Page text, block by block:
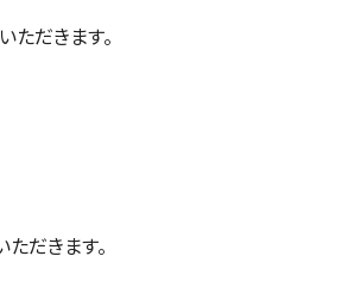
だきます。
だきます。